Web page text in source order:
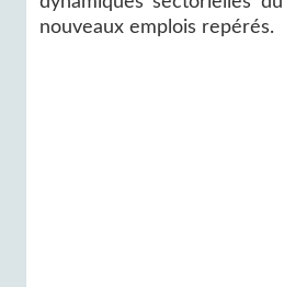
nouveaux emplois repérés.